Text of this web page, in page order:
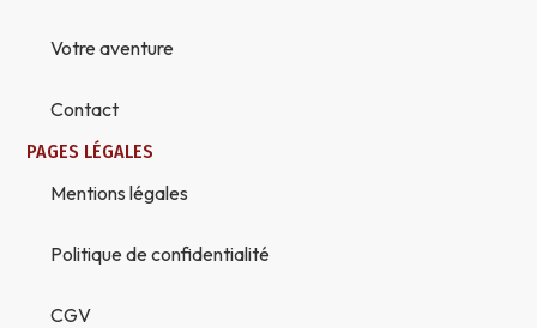
Votre aventure
Contact
PAGES LÉGALES
Mentions légales
Politique de confidentialité
CGV